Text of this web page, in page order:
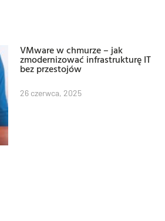
VMware w chmurze – jak
zmodernizować infrastrukturę IT
bez przestojów
26 czerwca, 2025